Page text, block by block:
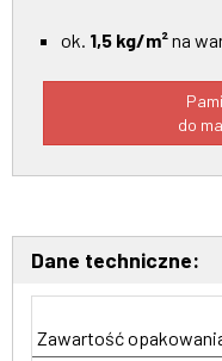
ok. 1,5 kg/m²na
do
Dane techniczne:
Zawartość